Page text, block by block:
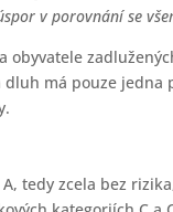
v porovnání se
má pouze
tedy zcela bez